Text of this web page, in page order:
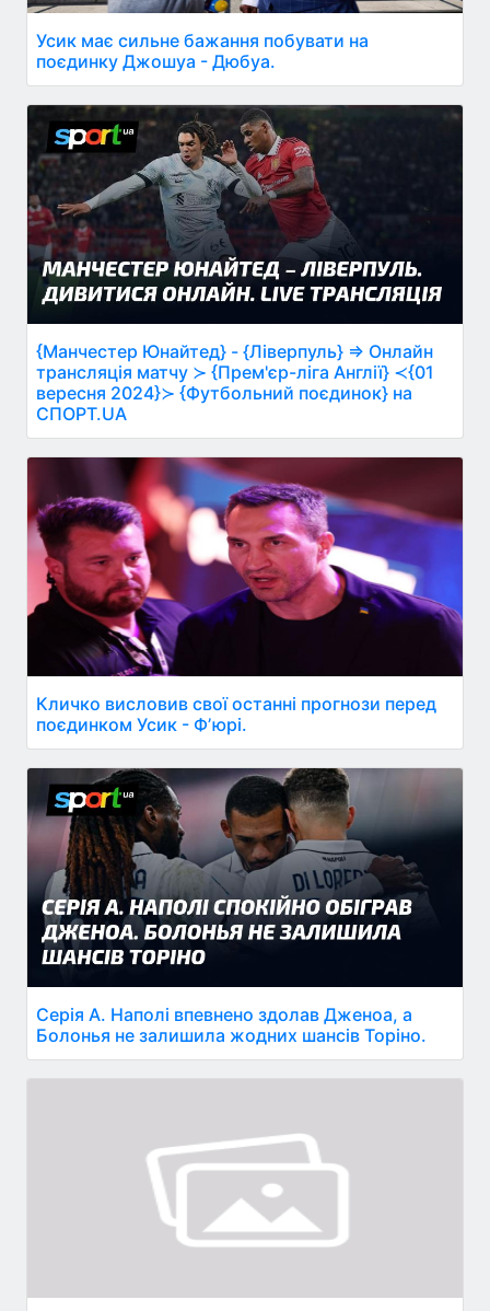
Усик має сильне бажання побувати на
поєдинку Джошуа - Дюбуа.
{Манчестер Юнайтед} - {Ліверпуль} ⇒ Онлайн
трансляція матчу ≻ {Прем'єр-ліга Англії} ≺{01
вересня 2024}≻ {Футбольний поєдинок} на
СПОРТ.UA
Кличко висловив свої останні прогнози перед
поєдинком Усик - Фʼюрі.
Серія А. Наполі впевнено здолав Дженоа, а
Болонья не залишила жодних шансів Торіно.